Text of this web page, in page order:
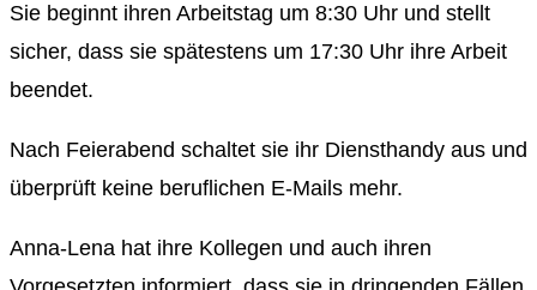
Sie beginnt ihren Arbeitstag um 8:30 Uhr und stellt
sicher, dass sie spätestens um 17:30 Uhr ihre Arbeit
beendet.
Nach Feierabend schaltet sie ihr Diensthandy aus und
überprüft keine beruflichen E-Mails mehr.
Anna-Lena hat ihre Kollegen und auch ihren